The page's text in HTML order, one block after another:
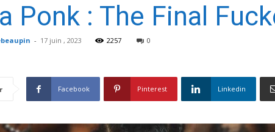
Ponk : The Final
- 17 juin , 2023 2257 0
Facebook Pinterest Linkedin